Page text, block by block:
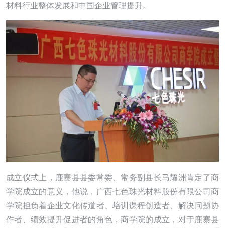
材料行业整体发展和中国企业管理提升。
成立仪式上，鹿寨县县委常委、常务副县长马耀洲肯定了商
学院成立的意义，他说，广西七色珠光材料股份有限公司商
学院担负着企业文化传道者、培训课程创造者、解决问题协
作者、绩效提升促进者的角色，商学院的成立，对于鹿寨县